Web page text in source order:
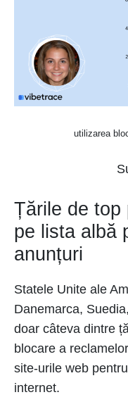
utilizarea
Țările de top
pe lista albă
anunțuri
Statele Unite ale
Danemarca,
doar câteva dintre
blocare a
site-urile web
internet.